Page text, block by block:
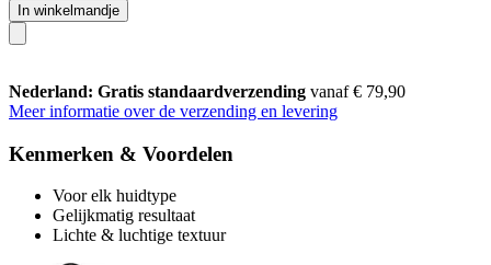
In winkelmandje
Nederland: Gratis standaardverzending vanaf € 79,90
Meer informatie over de verzending en levering
Kenmerken & Voordelen
Voor elk huidtype
Gelijkmatig resultaat
Lichte & luchtige textuur